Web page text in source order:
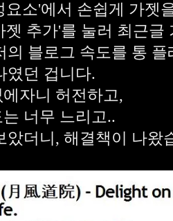
요소'에서 손쉽게 가젯
젯 추가'를 눌러 최근글
의 블로그 속도를 통
였던 겁니다.
자니 허전하고,
너무 느리고..
았더니, 해결책이 나왔